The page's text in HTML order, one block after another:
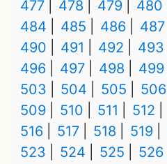
477 478 479 480
484
485 486 487
490
491 492 493
496
497 498 499
503
504 505 506
509
510 511 512
516
517 518 519
523
524 525 526